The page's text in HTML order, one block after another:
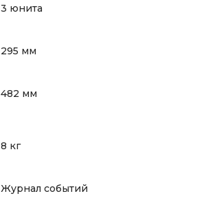
3 юнита
295 мм
482 мм
8 кг
Журнал событий